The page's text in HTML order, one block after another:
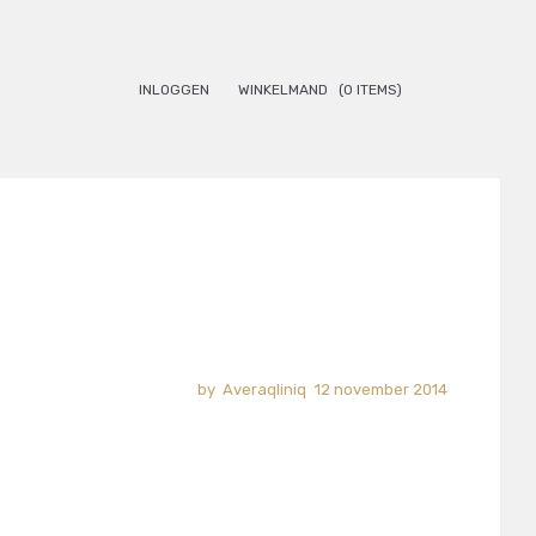
INLOGGEN WINKELMAND (0 ITEMS)
Averaqliniq 12 november 2014